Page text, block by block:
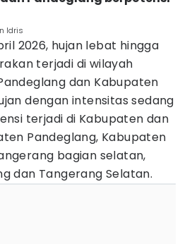
Idris
2026, hujan lebat hingga
terjadi di wilayah
dan Kabupaten
dengan intensitas sedang
terjadi di Kabupaten dan
Pandeglang, Kabupaten
bagian selatan,
dan Tangerang Selatan.